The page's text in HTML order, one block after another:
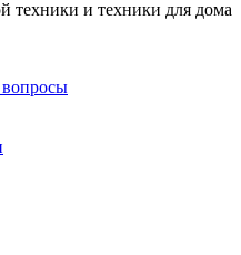
техники и техники для дома
вопросы